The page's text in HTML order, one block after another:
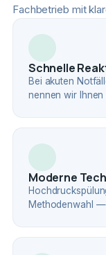
Fachbetrieb mit
Schnelle
Bei akuten
nennen wir Ihnen
Moderne
Methodenwahl